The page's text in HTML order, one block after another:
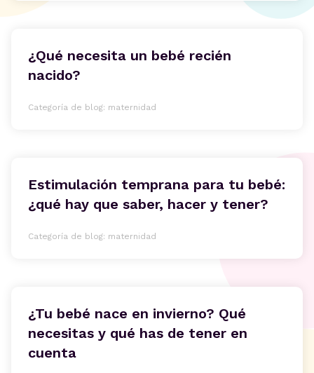
¿Qué necesita un bebé recién
nacido?
Categoría de blog: maternidad
Estimulación temprana para tu bebé:
¿qué hay que saber, hacer y tener?
Categoría de blog: maternidad
¿Tu bebé nace en invierno? Qué
necesitas y qué has de tener en
cuenta